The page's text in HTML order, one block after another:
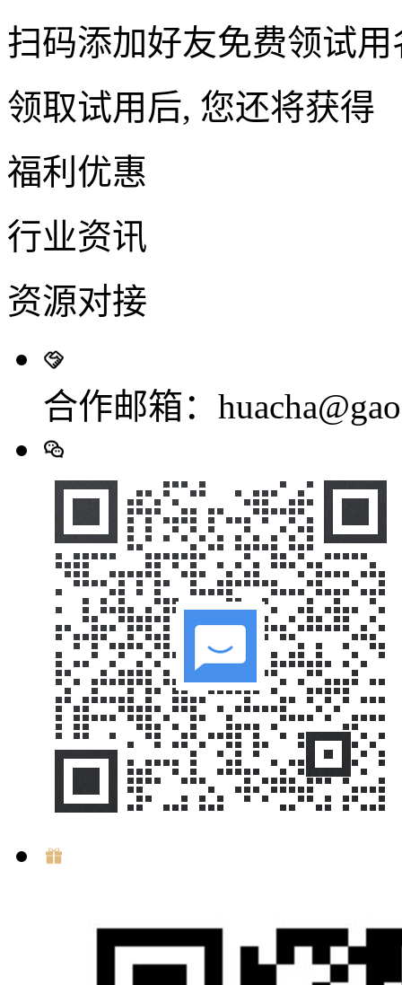
扫码添加好友免费领试用
领取试用后, 您还将获得
福利优惠
行业资讯
资源对接
合作邮箱：